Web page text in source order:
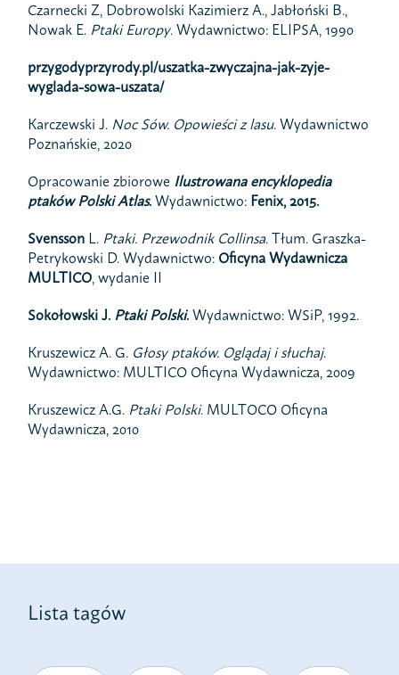
Czarnecki Z, Dobrowolski Kazimierz A., Jabłoński B.,
Nowak E. Ptaki Europy. Wydawnictwo: ELIPSA, 1990
przygodyprzyrody.pl/uszatka-zwyczajna-jak-zyje-
wyglada-sowa-uszata/
Karczewski J. Noc Sów. Opowieści z lasu. Wydawnictwo
Poznańskie, 2020
Opracowanie zbiorowe Ilustrowana encyklopedia
ptaków Polski Atlas.Wydawnictwo: Fenix, 2015.
Svensson L. Ptaki. Przewodnik Collinsa. Tłum. Graszka-
Petrykowski D. Wydawnictwo: Oficyna Wydawnicza
MULTICO, wydanie II
Sokołowski J. Ptaki Polski.Wydawnictwo: WSiP, 1992.
Kruszewicz A. G. Głosy ptaków. Oglądaj i słuchaj.
Wydawnictwo: MULTICO Oficyna Wydawnicza, 2009
Kruszewicz A.G. Ptaki Polski. MULTOCO Oficyna
Wydawnicza, 2010
Lista tagów